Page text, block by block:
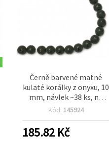
Černě barvené matné
kulaté korálky z onyxu, 10
mm, návlek ~38 ks, na
výrobu šperků
Kód: 145924
185.82 Kč